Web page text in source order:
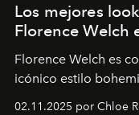
Los mejores
Florence Welch
Florence Welch es
icónico estilo
02.11.2025 por Chloe